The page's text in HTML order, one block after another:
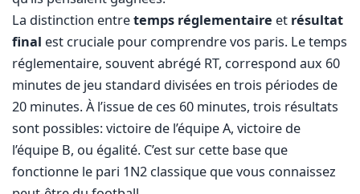
La distinction entretemps réglementaire et résultat
final est cruciale pour comprendre vos paris. Le temps
réglementaire, souvent abrégé RT, correspond aux 60
minutes de jeu standard divisées en trois périodes de
20 minutes. À l’issue de ces 60 minutes, trois résultats
sont possibles: victoire de l’équipe A, victoire de
l’équipe B, ou égalité. C’est sur cette base que
fonctionne le pari 1N2 classique que vous connaissez